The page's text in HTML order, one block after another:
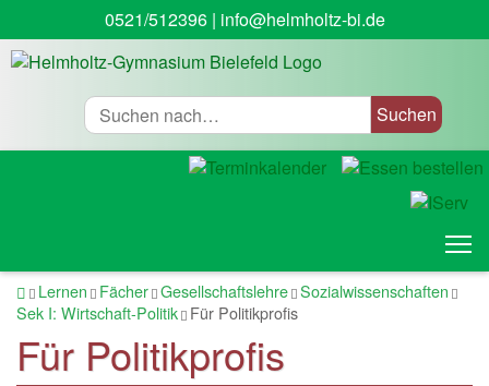
0521/512396| info@helmholtz-bi.de
Suche
Startseite
Lernen Fächer Gesellschaftslehre Sozialwissenschaften
Sek I: Wirtschaft-Politik Für Politikprofis
Für Politikprofis